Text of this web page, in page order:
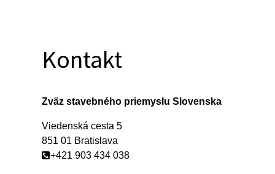
Kontakt
Zväz stavebného priemyslu Slovenska
Viedenská cesta 5
851 01 Bratislava
+421 903 434 038